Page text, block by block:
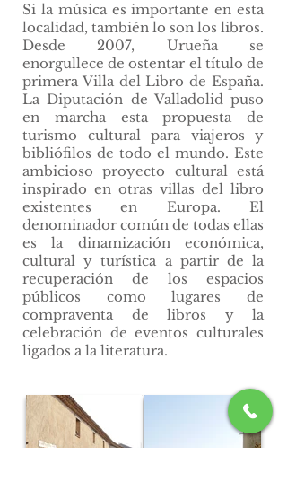
Si la música es importante en esta
localidad, también lo son los libros.
Desde 2007, Urueña se
enorgullece de ostentar el título de
primera Villa del Libro de España.
La Diputación de Valladolid puso
en marcha esta propuesta de
turismo cultural para viajeros y
bibliófilos de todo el mundo. Este
ambicioso proyecto cultural está
inspirado en otras villas del libro
existentes en Europa. El
denominador común de todas ellas
es la dinamización económica,
cultural y turística a partir de la
recuperación de los espacios
públicos como lugares de
compraventa de libros y la
celebración de eventos culturales
ligados a la literatura.